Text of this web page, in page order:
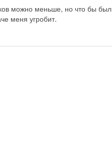
можно меньше, но что бы был
меня угробит.